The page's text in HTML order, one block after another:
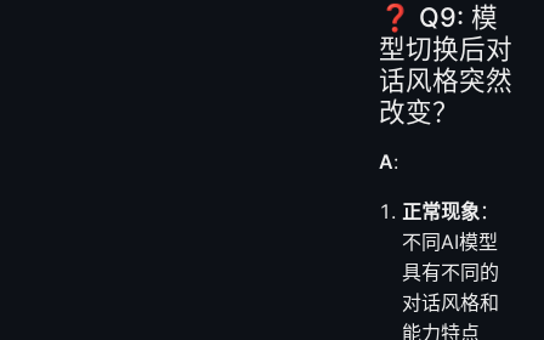
❓ Q9: 模
型切换后对
话风格突然
改变？
A:
正常现象：
不同AI模型
具有不同的
对话风格和
能力特点